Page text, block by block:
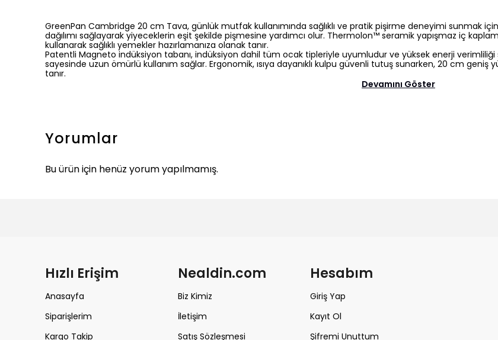
GreenPan Cambridge 20 cm Tava, günlük mutfak kullanımında sağlıklı ve pratik pişirme deneyimi sunmak için
dağılımı sağlayarak yiyeceklerin eşit şekilde pişmesine yardımcı olur. Thermolon™ seramik yapışmaz iç
kullanarak sağlıklı yemekler hazırlamanıza olanak tanır.
Patentli Magneto indüksiyon tabanı, indüksiyon dahil tüm ocak tipleriyle uyumludur ve yüksek enerji verimliliği
sayesinde uzun ömürlü kullanım sağlar. Ergonomik, ısıya dayanıklı kulpu güvenli tutuş sunarken, 20 cm
tanır.
Devamını Göster
Yorumlar
Bu ürün için henüz yorum yapılmamış.
Hızlı Erişim
Anasayfa
Siparişlerim
Kargo Takip
Nealdin.com
Biz Kimiz
İletişim
Satış Sözleşmesi
Hesabım
Giriş Yap
Kayıt Ol
Şifremi Unuttum